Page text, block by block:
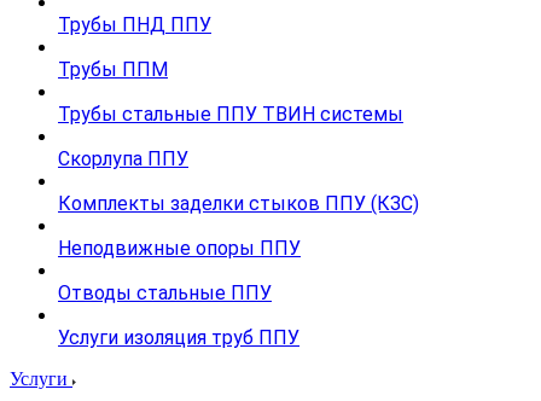
Трубы ПНД ППУ
Трубы ППМ
Трубы стальные ППУ ТВИН системы
Скорлупа ППУ
Комплекты заделки стыков ППУ (КЗС)
Неподвижные опоры ППУ
Отводы стальные ППУ
Услуги изоляция труб ППУ
Услуги